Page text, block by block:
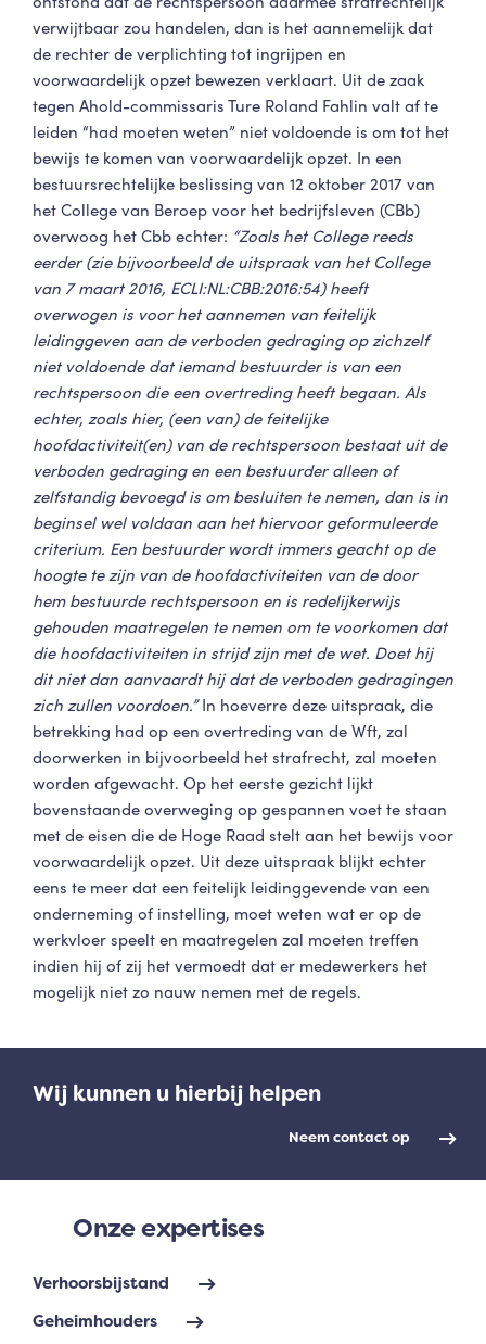
verwijtbaar zou handelen, dan is het aannemelijk dat
de rechter de verplichting tot ingrijpen en
voorwaardelijk opzet bewezen verklaart. Uit de zaak
tegen Ahold-commissaris Ture Roland Fahlin valt af te
leiden “had moeten weten” niet voldoende is om tot het
bewijs te komen van voorwaardelijk opzet. In een
bestuursrechtelijke beslissing van 12 oktober 2017 van
het College van Beroep voor het bedrijfsleven (CBb)
overwoog het Cbb echter: “Zoals het College reeds
eerder (zie bijvoorbeeld de uitspraak van het College
van 7 maart 2016, ECLI:NL:CBB:2016:54) heeft
overwogen is voor het aannemen van feitelijk
leidinggeven aan de verboden gedraging op zichzelf
niet voldoende dat iemand bestuurder is van een
rechtspersoon die een overtreding heeft begaan. Als
echter, zoals hier, (een van) de feitelijke
hoofdactiviteit(en) van de rechtspersoon bestaat uit de
verboden gedraging en een bestuurder alleen of
zelfstandig bevoegd is om besluiten te nemen, dan is in
beginsel wel voldaan aan het hiervoor geformuleerde
criterium. Een bestuurder wordt immers geacht op de
hoogte te zijn van de hoofdactiviteiten van de door
hem bestuurde rechtspersoon en is redelijkerwijs
gehouden maatregelen te nemen om te voorkomen dat
die hoofdactiviteiten in strijd zijn met de wet. Doet hij
dit niet dan aanvaardt hij dat de verboden gedragingen
zich zullen voordoen.”In hoeverre deze uitspraak, die
betrekking had op een overtreding van de Wft, zal
doorwerken in bijvoorbeeld het strafrecht, zal moeten
worden afgewacht. Op het eerste gezicht lijkt
bovenstaande overweging op gespannen voet te staan
met de eisen die de Hoge Raad stelt aan het bewijs voor
voorwaardelijk opzet. Uit deze uitspraak blijkt echter
eens te meer dat een feitelijk leidinggevende van een
onderneming of instelling, moet weten wat er op de
werkvloer speelt en maatregelen zal moeten treffen
indien hij of zij het vermoedt dat er medewerkers het
mogelijk niet zo nauw nemen met de regels.
Wij kunnen u hierbij helpen
Neem contact op
Onze expertises
Verhoorsbijstand
Geheimhouders